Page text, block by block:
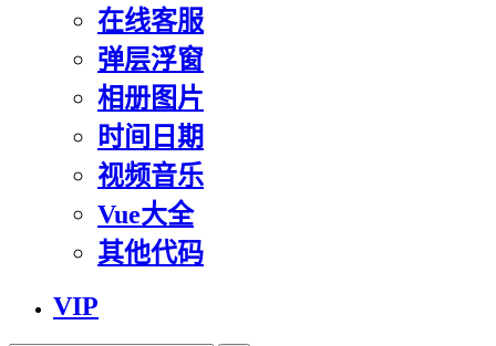
在线客服
弹层浮窗
相册图片
时间日期
视频音乐
Vue大全
其他代码
VIP